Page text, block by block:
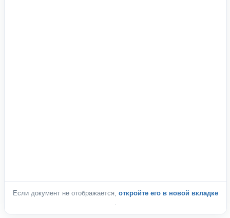
Если документ не отображается, откройте его в новой вкладке